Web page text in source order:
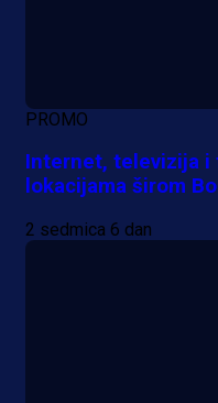
PROMO
Internet, televizija i
lokacijama širom
2 sedmica 6 dan